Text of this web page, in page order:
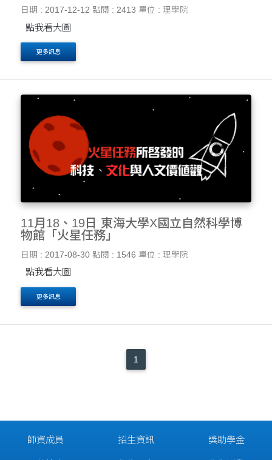
日期 : 2017-12-12 點閱 : 2413 單位 : 理學院
點我看大圖
更多訊息
11月18、19日 東海大學X國立自然科學博
物館「火星任務」
日期 : 2017-08-30 點閱 : 1546 單位 : 理學院
點我看大圖
更多訊息
1
師資成員 招生資訊 獎助學金